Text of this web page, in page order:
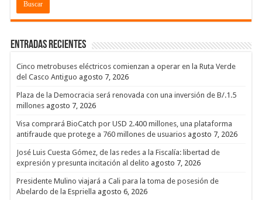
Entradas recientes
Cinco metrobuses eléctricos comienzan a operar en la Ruta Verde
del Casco Antiguo agosto 7, 2026
Plaza de la Democracia será renovada con una inversión de B/.1.5
millones agosto 7, 2026
Visa comprará BioCatch por USD 2.400 millones, una plataforma
antifraude que protege a 760 millones de usuarios agosto 7, 2026
José Luis Cuesta Gómez, de las redes a la Fiscalía: libertad de
expresión y presunta incitación al delito agosto 7, 2026
Presidente Mulino viajará a Cali para la toma de posesión de
Abelardo de la Espriella agosto 6, 2026